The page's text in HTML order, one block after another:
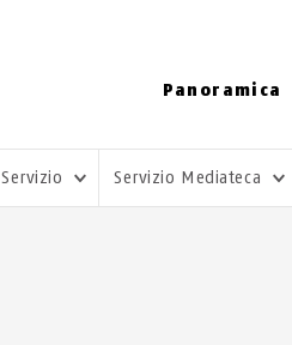
Panoramica
QUI:
Servizio Servizio Mediateca